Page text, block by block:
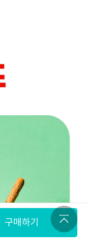
구매하기